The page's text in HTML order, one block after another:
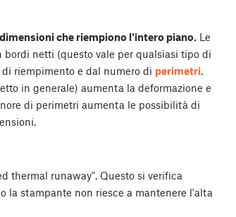
che riempiono l'intero piano. Le
netti (questo vale per qualsiasi tipo di
riempimento e dal numero di perimetri.
in generale) aumenta la deformazione e
di perimetri aumenta le possibilità di
thermal runaway". Questo si verifica
la stampante non riesce a mantenere l'alta